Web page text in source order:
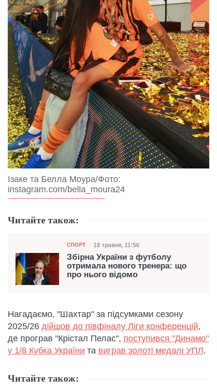
Ізаке та Белла Моура/Фото:
instagram.com/bella_moura24
Читайте також:
Категорія
СПОРТ Дата публікації
18 травня, 11:56
Збірна України з футболу
отримала нового тренера: що
про нього відомо
Нагадаємо, "Шахтар" за підсумками сезону
2025/26 дійшов до півфіналу Ліги конференцій,
де програв "Крістал Пелас", поступився "Динамо"
у 1/8 Кубка України та виграв золоті медалі УПЛ.
Читайте також: